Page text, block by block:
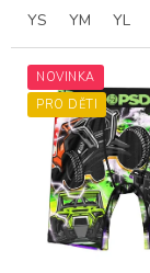
YS YM YL
NOVINKA
PRO DĚTI